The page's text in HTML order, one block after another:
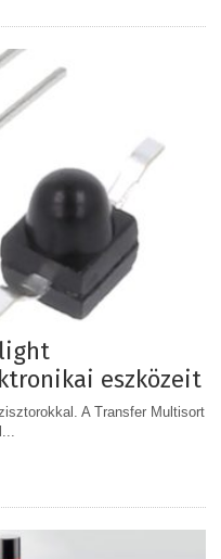
eszközeit
A Transfer Multisort